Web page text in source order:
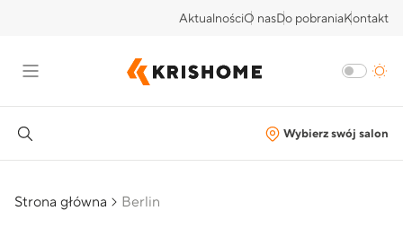
AktualnościO nasDo pobraniaKontakt
Wybierz swój salon
Strona główna Berlin